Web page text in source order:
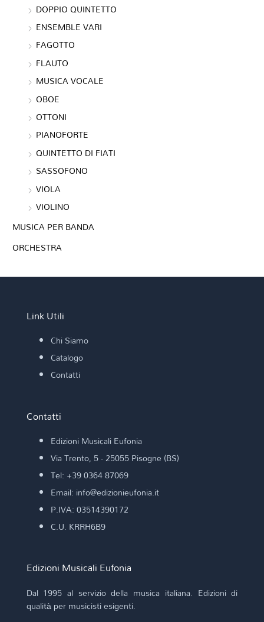
DOPPIO QUINTETTO
ENSEMBLE VARI
FAGOTTO
FLAUTO
MUSICA VOCALE
OBOE
OTTONI
PIANOFORTE
QUINTETTO DI FIATI
SASSOFONO
VIOLA
VIOLINO
MUSICA PER BANDA
ORCHESTRA
Link Utili
Chi Siamo
Catalogo
Contatti
Contatti
Edizioni Musicali Eufonia
Via Trento, 5 - 25055 Pisogne (BS)
Tel: +39 0364 87069
Email: info@edizionieufonia.it
P.IVA: 03514390172
C.U. KRRH6B9
Edizioni Musicali Eufonia
Dal 1995 al servizio della musica italiana. Edizioni di
qualità per musicisti esigenti.